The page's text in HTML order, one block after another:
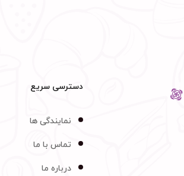
دسترسی سریع
نمایندگی ها
تماس با ما
درباره ما